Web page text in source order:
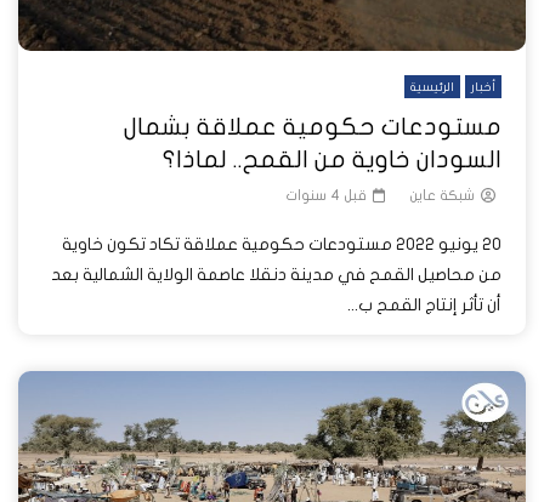
أخبار الرئيسية
مستودعات حكومية عملاقة بشمال
السودان خاوية من القمح.. لماذا؟
شبكة عاين قبل 4 سنوات
20 يونيو 2022 مستودعات حكومية عملاقة تكاد تكون خاوية
من محاصيل القمح في مدينة دنقلا عاصمة الولاية الشمالية بعد
أن تأثر إنتاج القمح ب...